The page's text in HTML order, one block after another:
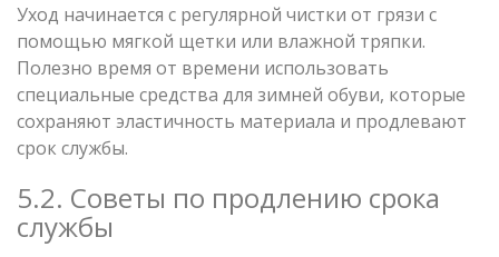
Уход начинается с регулярной чистки от грязи с
помощью мягкой щетки или влажной тряпки.
Полезно время от времени использовать
специальные средства для зимней обуви, которые
сохраняют эластичность материала и продлевают
срок службы.
5.2. Советы по продлению срока
службы